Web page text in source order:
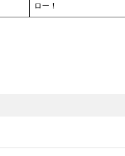
ロー！